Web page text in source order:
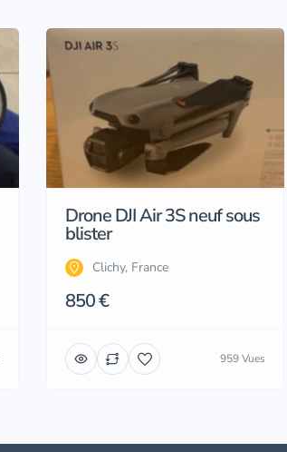
Drone DJI Air 3S neuf sous
blister
Clichy, France
850 €
959 Vues